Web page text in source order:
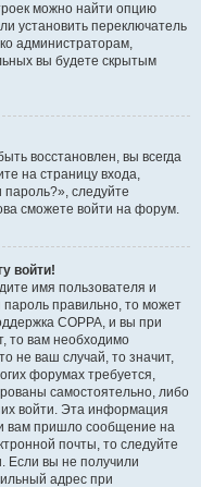
можно найти опцию
установить переключатель
администраторам,
вы будете скрытым
восстановлен, вы всегда
на страницу входа,
следуйте
сможете войти на форум.
войти!
имя пользователя и
правильно, то может
COPPA, и вы при
то вам необходимо
не ваш случай, то значит,
форумах требуется,
самостоятельно, либо
войти. Эта информация
вам пришло сообщение на
почты, то следуйте
Если вы не получили
адрес при